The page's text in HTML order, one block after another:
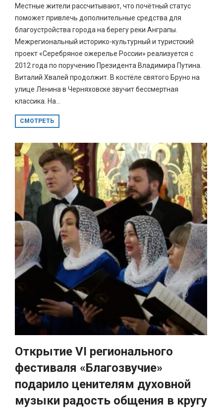
Местные жители рассчитывают, что почётный статус
поможет привлечь дополнительные средства для
благоустройства города на берегу реки Анграпы.
Межрегиональный историко-культурный и туристский
проект «Серебряное ожерелье России» реализуется с
2012 года по поручению Президента Владимира Путина.
Виталий Хвалей продолжит. В костёле святого Бруно на
улице Ленина в Черняховске звучит бессмертная
классика. На...
СМОТРЕТЬ
Открытие VI регионального
фестиваля «Благозвучие»
подарило ценителям духовной
музыки радость общения в кругу